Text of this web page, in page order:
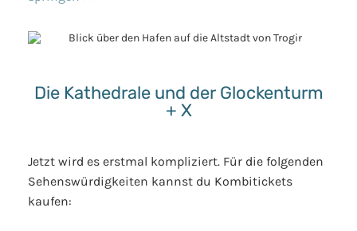
Die Kathedrale und der Glockenturm
+ X
Jetzt wird es erstmal kompliziert. Für die folgenden
Sehenswürdigkeiten kannst du Kombitickets
kaufen: